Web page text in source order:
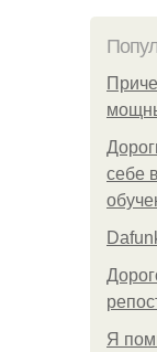
себе
Я